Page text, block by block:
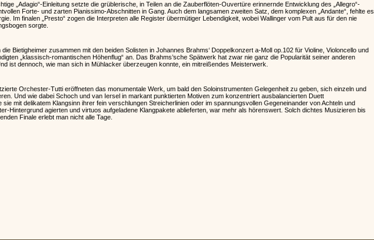
„Adagio“-Einleitung setzte die grüblerische, in Teilen an die Zauberflöten-Ouvertüre erinnernde Entwicklung des „Allegro“-
Forte- und zarten Pianissimo-Abschnitten in Gang. Auch dem langsamen zweiten Satz, dem komplexen „Andante“, fehlte es
Im finalen „Presto“ zogen die Interpreten alle Register übermütiger Lebendigkeit, wobei Wallinger vom Pult aus für den nie
sorgte.
Bietigheimer zusammen mit den beiden Solisten in Johannes Brahms‘ Doppelkonzert a-Moll op.102 für Violine, Violoncello und
„klassisch-romantischen Höhenflug“ an. Das Brahms’sche Spätwerk hat zwar nie ganz die Popularität seiner anderen
ist dennoch, wie man sich in Mühlacker überzeugen konnte, ein mitreißendes Meisterwerk.
Orchester-Tutti eröffneten das monumentale Werk, um bald den Soloinstrumenten Gelegenheit zu geben, sich einzeln und
Und wie dabei Schoch und van Iersel in markant punktierten Motiven zum konzentriert ausbalancierten Duett
mit delikatem Klangsinn ihrer fein verschlungen Streicherlinien oder im spannungsvollen Gegeneinander von Achteln und
Hintergrund agierten und virtuos aufgeladene Klangpakete ablieferten, war mehr als hörenswert. Solch dichtes Musizieren bis
Finale erlebt man nicht alle Tage.